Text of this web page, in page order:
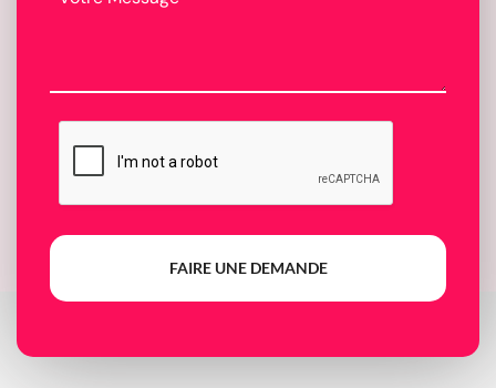
FAIRE UNE DEMANDE